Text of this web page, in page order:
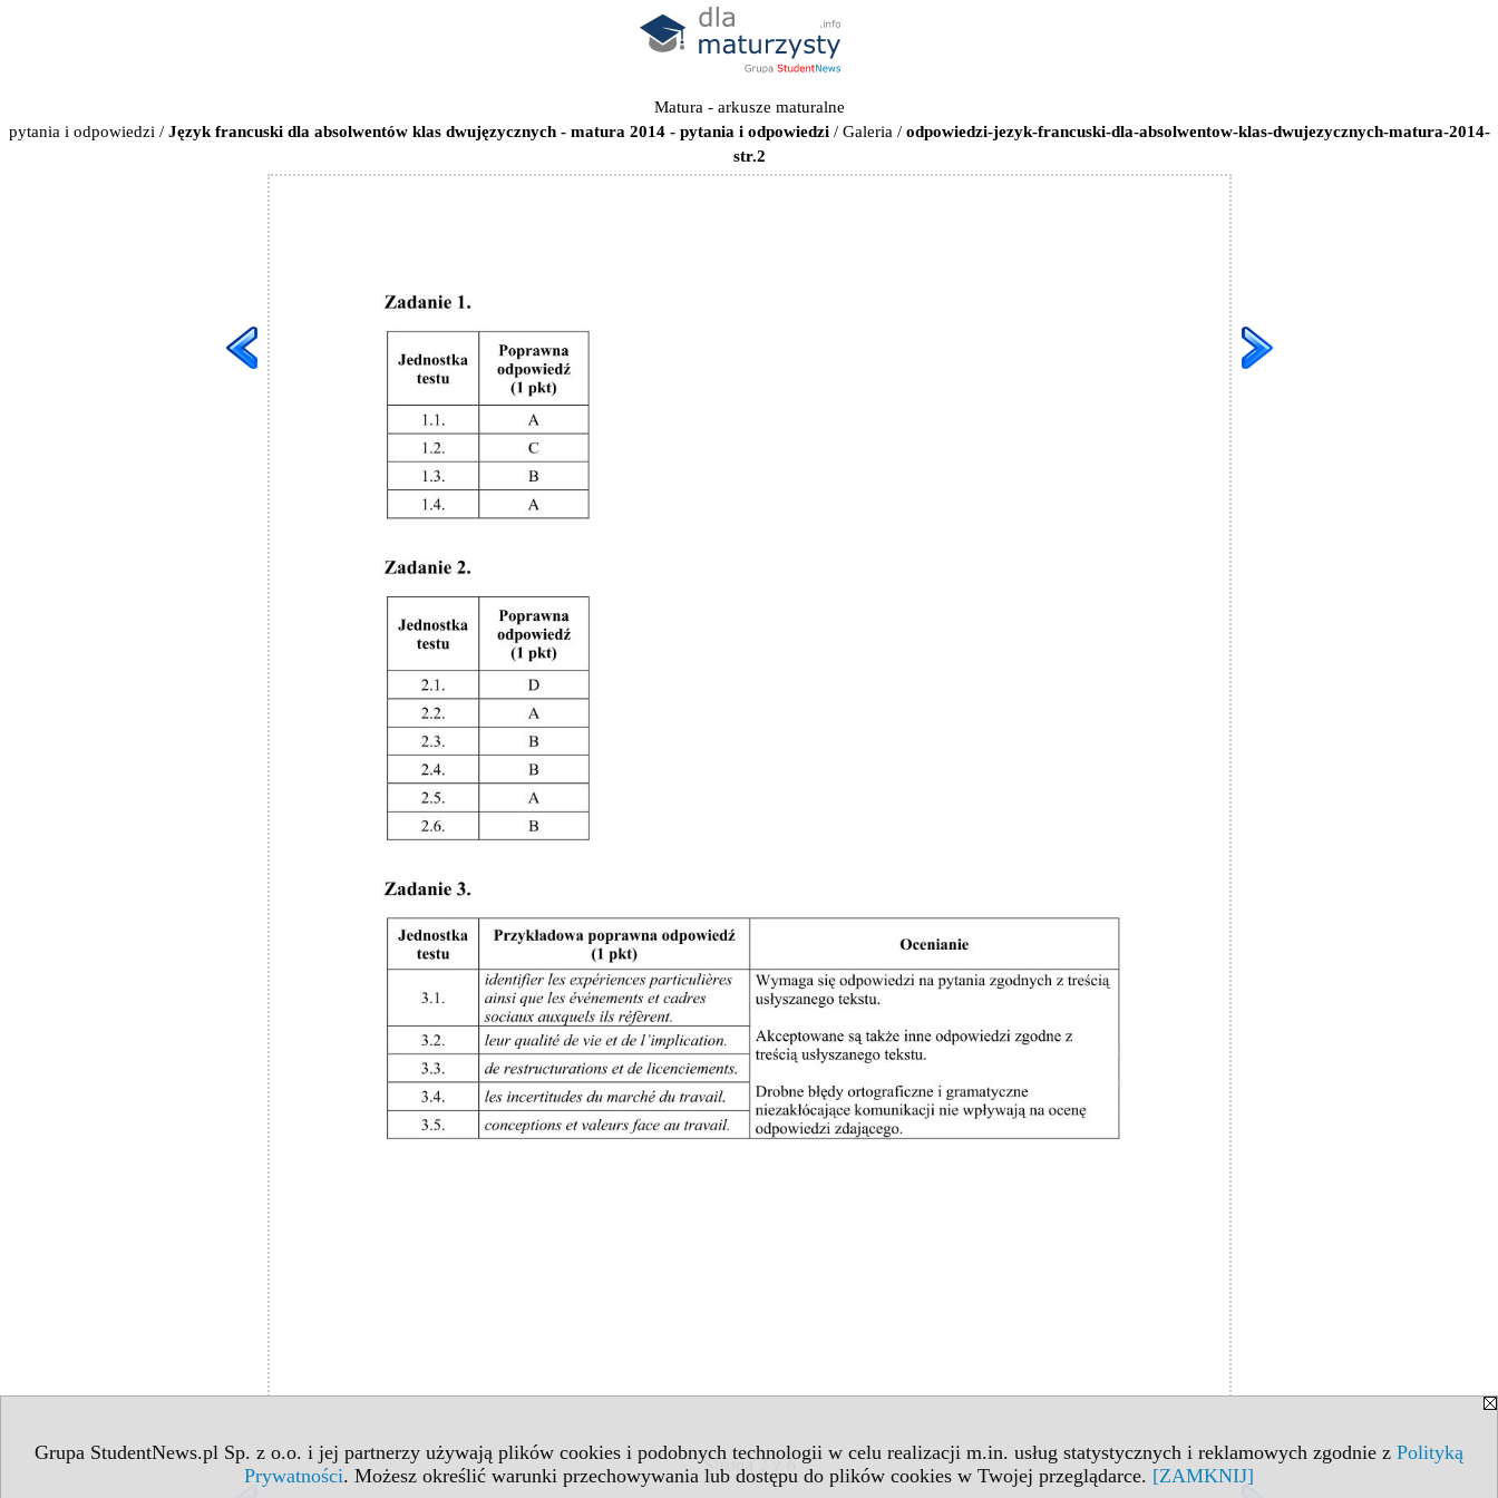
Grupa StudentNews.pl Sp. z o.o. i jej partnerzy używają plików cookies i podobnych technologii w celu realizacji m.in. usług statystycznych i reklamowych zgodnie z Polityką
Prywatności. Możesz określić warunki przechowywania lub dostępu do plików cookies w Twojej przeglądarce. [ZAMKNIJ]
Matura - arkusze maturalne
pytania i odpowiedzi / Język francuski dla absolwentów klas dwujęzycznych - matura 2014 - pytania i odpowiedzi/ Galeria / odpowiedzi-jezyk-francuski-dla-absolwentow-klas-dwujezycznych-matura-2014-
str.2